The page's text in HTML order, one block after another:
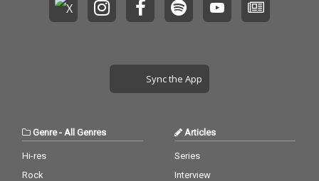
Sync the App
Genre- All Genres
Hi-res
Rock
Articles
Series
Interview